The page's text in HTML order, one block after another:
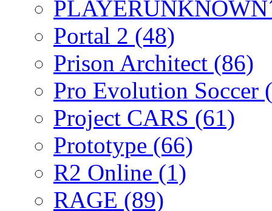
Portal 2 (48)
Prison Architect (86)
Pro Evolution Soccer
Project CARS (61)
Prototype (66)
R2 Online (1)
RAGE (89)